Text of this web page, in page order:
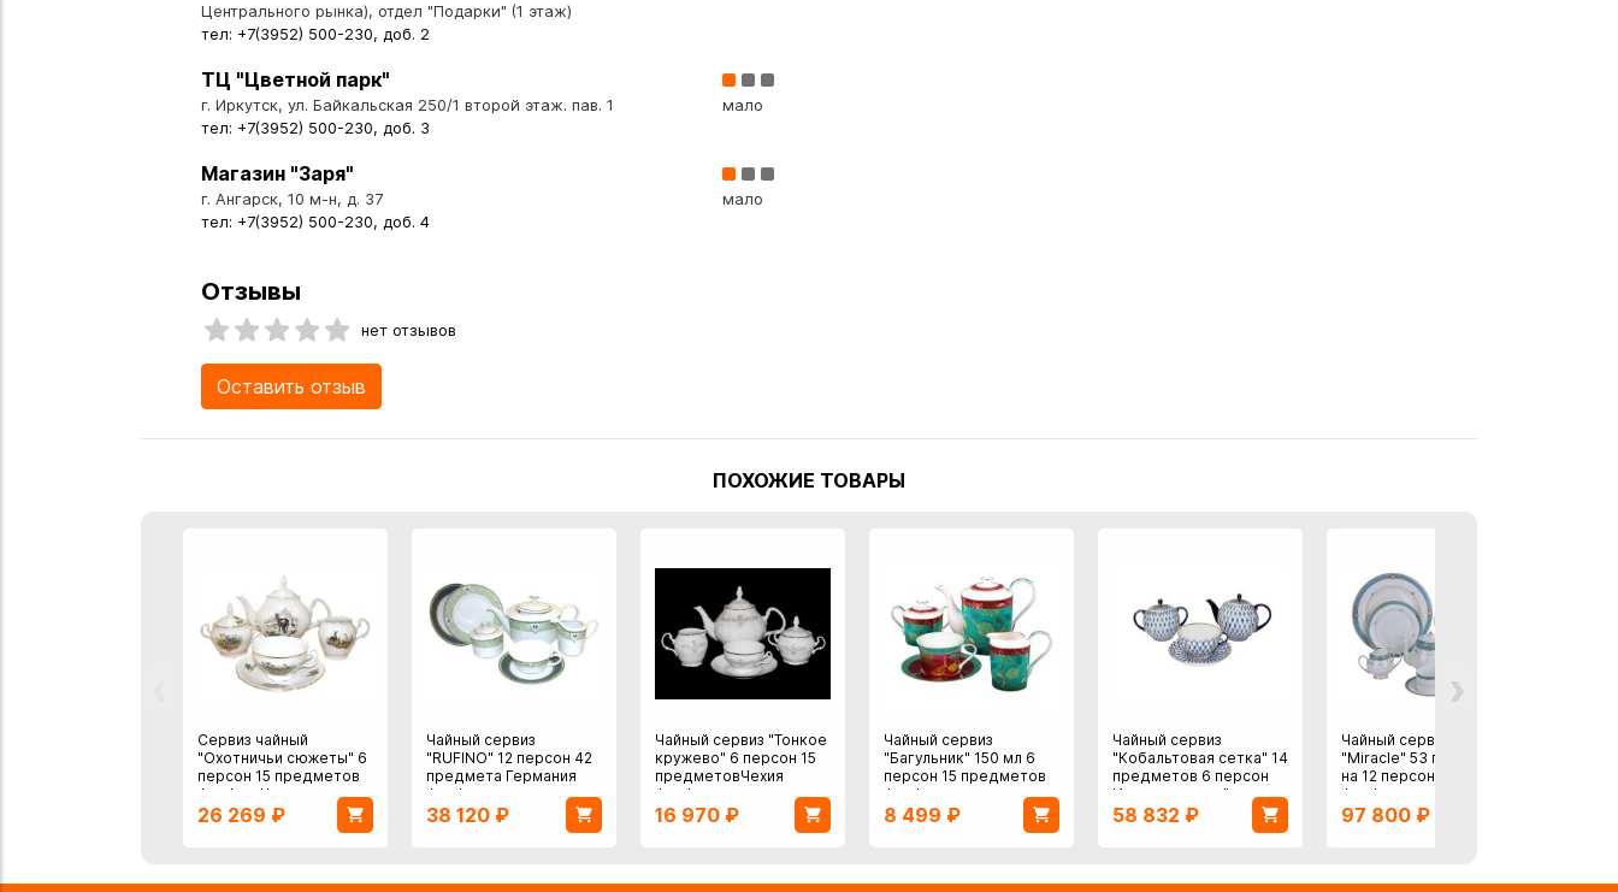
Центрального рынка), отдел "Подарки" (1 этаж)
тел: +7(3952) 500-230, доб. 2
ТЦ "Цветной парк"
г. Иркутск, ул. Байкальская 250/1 второй этаж. пав. 1
тел: +7(3952) 500-230, доб. 3
мало
Магазин "Заря"
г. Ангарск, 10 м-н, д. 37
тел: +7(3952) 500-230, доб. 4
мало
Отзывы
нет отзывов
Оставить отзыв
ПОХОЖИЕ ТОВАРЫ
›
Сервиз чайный
"Охотничьи сюжеты" 6
персон 15 предметов
фарфор Чехия
26 269 ₽
Чайный сервиз
"RUFINO" 12 персон 42
предмета Германия
фарфор
38 120 ₽
Чайный сервиз "Тонкое
кружево" 6 персон 15
предметовЧехия
фарфор
16 970 ₽
Чайный сервиз
"Багульник" 150 мл 6
персон 15 предметов
фарфор
8 499 ₽
Чайный сервиз
"Кобальтовая сетка" 14
предметов 6 персон
Императорский
фарфор, Россия
58 832 ₽
Чайный сервиз
"Miracle" 53 предмета
на 12 персон Корея
фарфор
97 800 ₽